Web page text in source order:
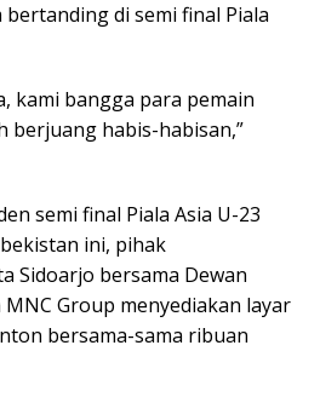
di semi final Piala
kami bangga para pemain
berjuang habis-habisan,”
semi final Piala Asia U-23
ini, pihak
Sidoarjo bersama Dewan
Group menyediakan layar
bersama-sama ribuan